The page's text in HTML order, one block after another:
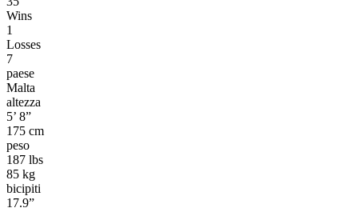
Wins
1
Losses
7
paese
Malta
altezza
5’ 8”
175 cm
peso
187 lbs
85 kg
bicipiti
17.9”